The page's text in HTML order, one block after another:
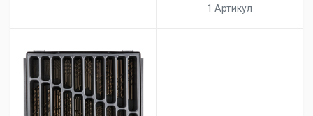
1 Артикул